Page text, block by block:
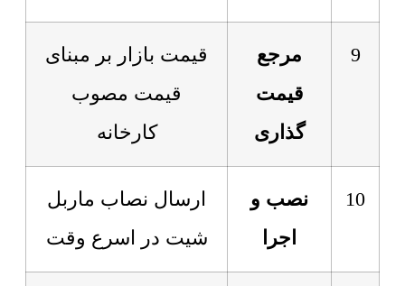
9
مرجع
قیمت
گذاری
قیمت بازار بر مبنای
قیمت مصوب
کارخانه
10
نصب و
اجرا
ارسال نصاب ماربل
شیت در اسرع وقت